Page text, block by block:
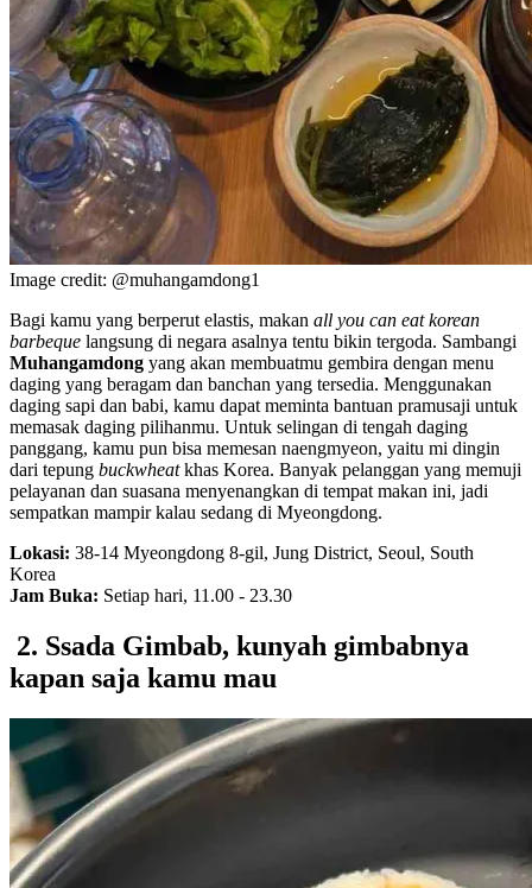
Image credit: @muhangamdong1
Bagi kamu yang berperut elastis, makan all you can eat korean
barbeque langsung di negara asalnya tentu bikin tergoda. Sambangi
Muhangamdong yang akan membuatmu gembira dengan menu
daging yang beragam dan banchan yang tersedia. Menggunakan
daging sapi dan babi, kamu dapat meminta bantuan pramusaji untuk
memasak daging pilihanmu. Untuk selingan di tengah daging
panggang, kamu pun bisa memesan naengmyeon, yaitu mi dingin
dari tepung buckwheatkhas Korea. Banyak pelanggan yang memuji
pelayanan dan suasana menyenangkan di tempat makan ini, jadi
sempatkan mampir kalau sedang di Myeongdong.
Lokasi: 38-14 Myeongdong 8-gil, Jung District, Seoul, South
Korea
Jam Buka: Setiap hari, 11.00 - 23.30
2. Ssada Gimbab, kunyah gimbabnya
kapan saja kamu mau